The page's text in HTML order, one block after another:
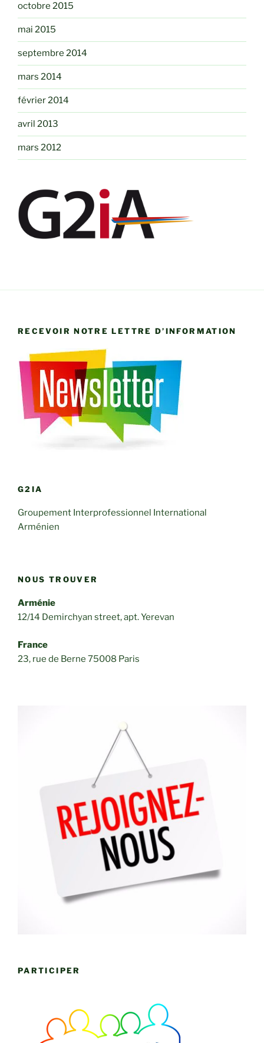
octobre 2015
mai 2015
septembre 2014
mars 2014
février 2014
avril 2013
mars 2012
RECEVOIR NOTRE LETTRE D’INFORMATION
G2IA
Groupement Interprofessionnel International
Arménien
NOUS TROUVER
Arménie
12/14 Demirchyan street, apt. Yerevan
France
23, rue de Berne 75008 Paris
PARTICIPER